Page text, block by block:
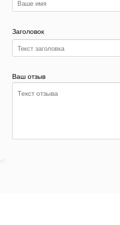
Заголовок
Ваш отзыв